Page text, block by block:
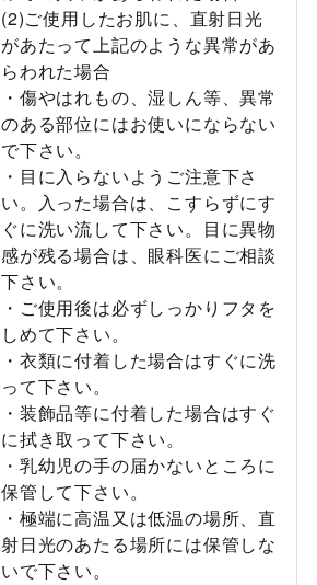
(2)ご使用したお肌に、直射日光
があたって上記のような異常があ
らわれた場合
・傷やはれもの、湿しん等、異常
のある部位にはお使いにならない
で下さい。
・目に入らないようご注意下さ
い。入った場合は、こすらずにす
ぐに洗い流して下さい。目に異物
感が残る場合は、眼科医にご相談
下さい。
・ご使用後は必ずしっかりフタを
しめて下さい。
・衣類に付着した場合はすぐに洗
って下さい。
・装飾品等に付着した場合はすぐ
に拭き取って下さい。
・乳幼児の手の届かないところに
保管して下さい。
・極端に高温又は低温の場所、直
射日光のあたる場所には保管しな
いで下さい。